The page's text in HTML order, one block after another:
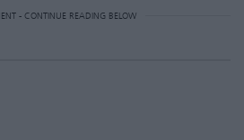
- CONTINUE READING BELOW